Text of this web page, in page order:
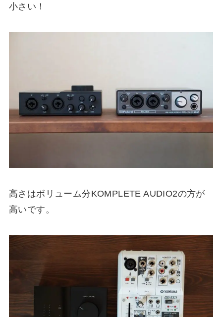
小さい！
高さはボリューム分KOMPLETE AUDIO2の方が
高いです。